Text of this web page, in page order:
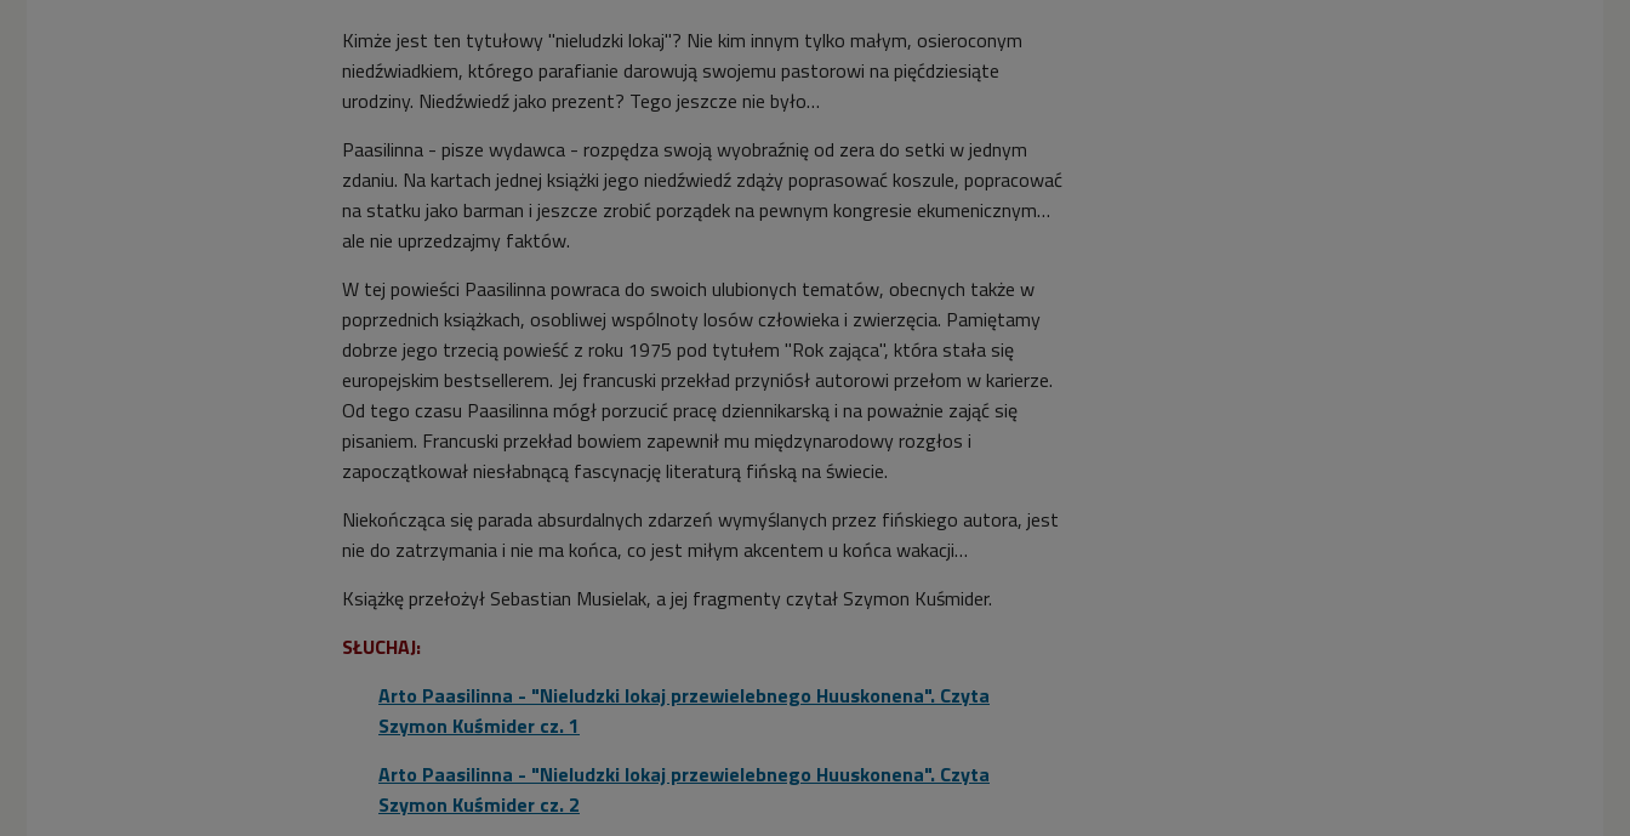
Kimże jest ten tytułowy "nieludzki lokaj"? Nie kim innym tylko małym, osieroconym
niedźwiadkiem, którego parafianie darowują swojemu pastorowi na pięćdziesiąte
urodziny. Niedźwiedź jako prezent? Tego jeszcze nie było…
Paasilinna - pisze wydawca - rozpędza swoją wyobraźnię od zera do setki w jednym
zdaniu. Na kartach jednej książki jego niedźwiedź zdąży poprasować koszule, popracować
na statku jako barman i jeszcze zrobić porządek na pewnym kongresie ekumenicznym…
ale nie uprzedzajmy faktów.
W tej powieści Paasilinna powraca do swoich ulubionych tematów, obecnych także w
poprzednich książkach, osobliwej wspólnoty losów człowieka i zwierzęcia. Pamiętamy
dobrze jego trzecią powieść z roku 1975 pod tytułem "Rok zająca", która stała się
europejskim bestsellerem. Jej francuski przekład przyniósł autorowi przełom w karierze.
Od tego czasu Paasilinna mógł porzucić pracę dziennikarską i na poważnie zająć się
pisaniem. Francuski przekład bowiem zapewnił mu międzynarodowy rozgłos i
zapoczątkował niesłabnącą fascynację literaturą fińską na świecie.
Niekończąca się parada absurdalnych zdarzeń wymyślanych przez fińskiego autora, jest
nie do zatrzymania i nie ma końca, co jest miłym akcentem u końca wakacji…
Książkę przełożył Sebastian Musielak, a jej fragmenty czytał Szymon Kuśmider.
SŁUCHAJ:
Arto Paasilinna - "Nieludzki lokaj przewielebnego Huuskonena". Czyta
Szymon Kuśmider cz. 1
Arto Paasilinna - "Nieludzki lokaj przewielebnego Huuskonena". Czyta
Szymon Kuśmider cz. 2